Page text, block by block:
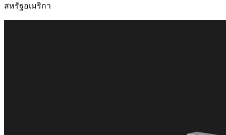
สหรัฐอเมริกา